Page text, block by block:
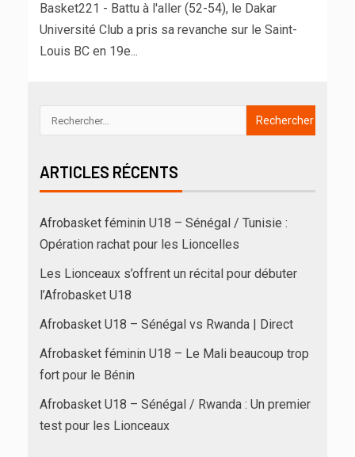
Basket221 - Battu à l'aller (52-54), le Dakar
Université Club a pris sa revanche sur le Saint-
Louis BC en 19e...
ARTICLES RÉCENTS
Afrobasket féminin U18 – Sénégal / Tunisie :
Opération rachat pour les Lioncelles
Les Lionceaux s’offrent un récital pour débuter
l’Afrobasket U18
Afrobasket U18 – Sénégal vs Rwanda | Direct
Afrobasket féminin U18 – Le Mali beaucoup trop
fort pour le Bénin
Afrobasket U18 – Sénégal / Rwanda : Un premier
test pour les Lionceaux